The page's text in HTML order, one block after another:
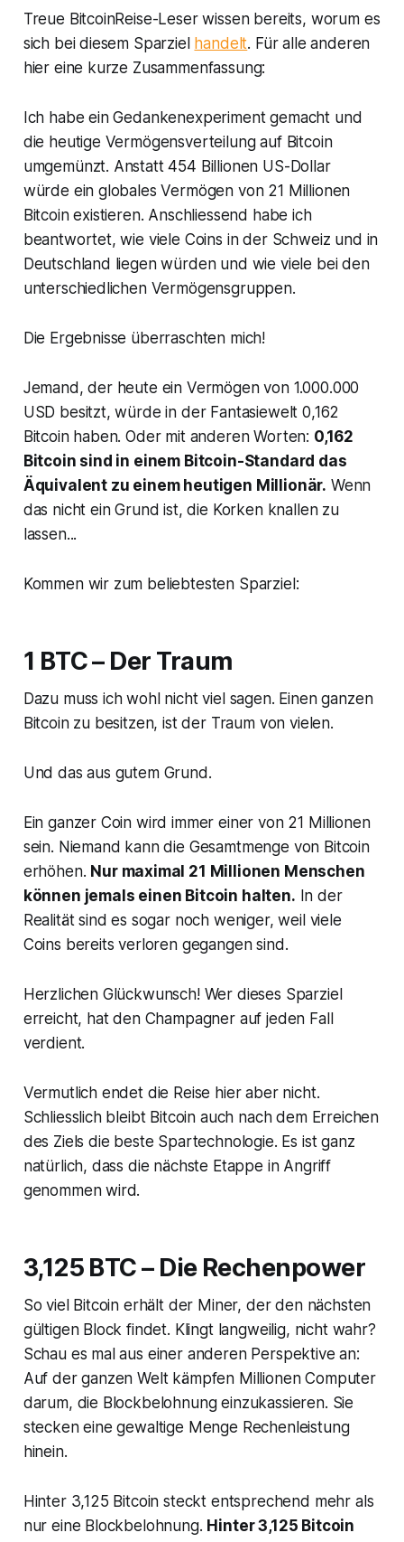
Treue BitcoinReise-Leser wissen bereits, worum es
sich bei diesem Sparziel handelt. Für alle anderen
hier eine kurze Zusammenfassung:
Ich habe ein Gedankenexperiment gemacht und
die heutige Vermögensverteilung auf Bitcoin
umgemünzt. Anstatt 454 Billionen US-Dollar
würde ein globales Vermögen von 21 Millionen
Bitcoin existieren. Anschliessend habe ich
beantwortet, wie viele Coins in der Schweiz und in
Deutschland liegen würden und wie viele bei den
unterschiedlichen Vermögensgruppen.
Die Ergebnisse überraschten mich!
Jemand, der heute ein Vermögen von 1.000.000
USD besitzt, würde in der Fantasiewelt 0,162
Bitcoin haben. Oder mit anderen Worten: 0,162
Bitcoin sind in einem Bitcoin-Standard das
Äquivalent zu einem heutigen Millionär. Wenn
das nicht ein Grund ist, die Korken knallen zu
lassen...
Kommen wir zum beliebtesten Sparziel:
1 BTC – Der Traum
Dazu muss ich wohl nicht viel sagen. Einen ganzen
Bitcoin zu besitzen, ist der Traum von vielen.
Und das aus gutem Grund.
Ein ganzer Coin wird immer einer von 21 Millionen
sein. Niemand kann die Gesamtmenge von Bitcoin
erhöhen. Nur maximal 21 Millionen Menschen
können jemals einen Bitcoin halten. In der
Realität sind es sogar noch weniger, weil viele
Coins bereits verloren gegangen sind.
Herzlichen Glückwunsch! Wer dieses Sparziel
erreicht, hat den Champagner auf jeden Fall
verdient.
Vermutlich endet die Reise hier aber nicht.
Schliesslich bleibt Bitcoin auch nach dem Erreichen
des Ziels die beste Spartechnologie. Es ist ganz
natürlich, dass die nächste Etappe in Angriff
genommen wird.
3,125 BTC – Die Rechenpower
So viel Bitcoin erhält der Miner, der den nächsten
gültigen Block findet. Klingt langweilig, nicht wahr?
Schau es mal aus einer anderen Perspektive an:
Auf der ganzen Welt kämpfen Millionen Computer
darum, die Blockbelohnung einzukassieren. Sie
stecken eine gewaltige Menge Rechenleistung
hinein.
Hinter 3,125 Bitcoin steckt entsprechend mehr als
nur eine Blockbelohnung. Hinter 3,125 Bitcoin